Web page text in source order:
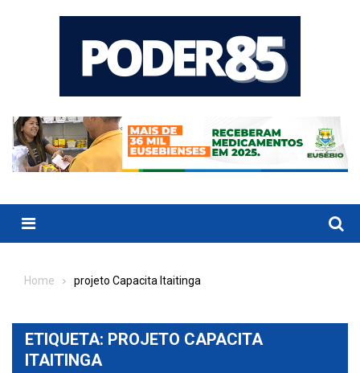
Menu
Home projeto Capacita Itaitinga
ETIQUETA: PROJETO CAPACITA
ITAITINGA